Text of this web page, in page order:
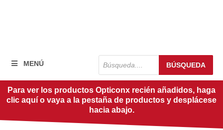
MENÚ
Búsqueda
de
productos
BÚSQUEDA
Para ver los productos Opticonx recién añadidos, haga
clic aquí o vaya a la pestaña de productos y desplácese
hacia abajo.